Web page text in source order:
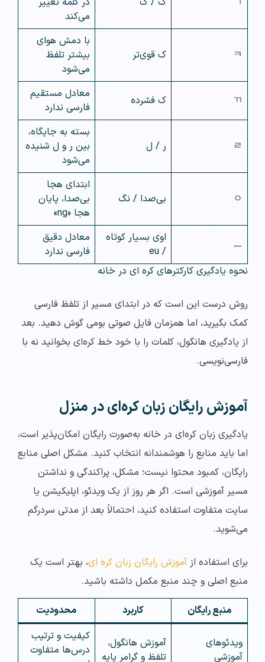
می‌کند
ㅋ ک قوی‌تر
با دمش هوای
بیشتر تلفظ
می‌شود
ㄲ ک فشرده
معادل مستقیم
فارسی ندارد
ㄹ ر / ل
بسته به جایگاه،
بین ر و ل شنیده
می‌شود
ㅇ بی‌صدا / نگ
ابتدای هجا
بی‌صدا، پایان
هجا «ng»
ㅡ
اوی بسیار کوتاه
/ eu
معادل دقیق
فارسی ندارد
نحوه یادگیری کارکترهای کره ای در خانه
روش درست این است که در ابتدای مسیر از تلفظ فارسی
کمک بگیرید، اما همزمان فایل صوتی بومی گوش دهید. بعد
از یادگیری هانگول، کلمات را با خود خط کره‌ای بخوانید نه با
فارسی‌نویسی.
آموزش رایگان زبان کره‌ای در منزل
یادگیری زبان کره‌ای در خانه به‌صورت رایگان امکان‌پذیر است،
اما باید منابع را هوشمندانه انتخاب کنید. مشکل اصلی منابع
رایگان، کمبود محتوا نیست؛ مشکل، پراکندگی و نداشتن
مسیر آموزشی است. اگر هر روز از یک ویدئو، اپلیکیشن یا
سایت متفاوت استفاده کنید، احتمالاً بعد از مدتی سردرگم
می‌شوید.
برای استفاده از آموزش رایگان زبان کره ای، بهتر است یک
منبع اصلی و چند منبع مکمل داشته باشید.
منبع رایگان کاربرد محدودیت
ویدئوهای
آموزشی
آموزش هانگول،
تلفظ و گرامر پایه
کیفیت و ترتیب
درس‌ها متفاوت